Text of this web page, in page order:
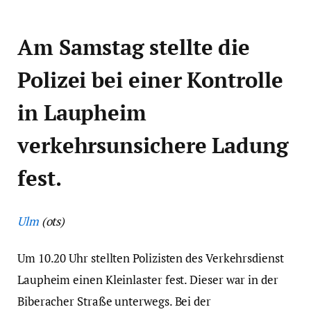
Am Samstag stellte die
Polizei bei einer Kontrolle
in Laupheim
verkehrsunsichere Ladung
fest.
Ulm(ots)
Um 10.20 Uhr stellten Polizisten des Verkehrsdienst
Laupheim einen Kleinlaster fest. Dieser war in der
Biberacher Straße unterwegs. Bei der